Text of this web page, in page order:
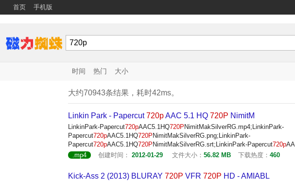
首页 手机版
时间 热门 大小
大约70943条结果，耗时42ms。
Linkin Park - Papercut720pAAC 5.1 HQ 720P NimitM
LinkinPark-Papercut720pAAC5.1HQ720P NimitMakSilverRG.mp4;LinkinPark-
Papercut720pAAC5.1HQ720P NimitMakSilverRG.png;LinkinPark-
Papercut720pAAC5.1HQ720P NimitMakSilverRG.srt;LinkinPark-Papercut720p
.mp4
创建时间： 2012-01-29 文件大小： 56.82 MB 下载热度： 460
Kick-Ass 2 (2013) BLURAY 720P VFR 720P HD - AMIABL